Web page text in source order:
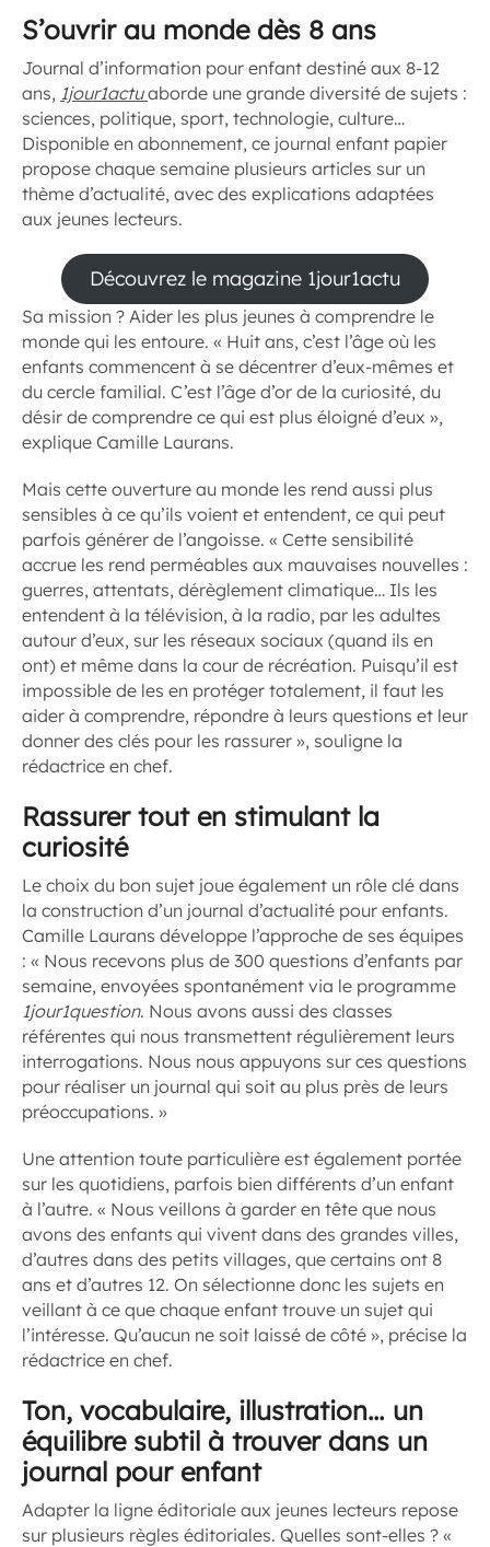
S’ouvrir au monde dès 8 ans
Journal d’information pour enfant destiné aux 8-12
ans, 1jour1actu aborde une grande diversité de sujets :
sciences, politique, sport, technologie, culture…
Disponible en abonnement, ce journal enfant papier
propose chaque semaine plusieurs articles sur un
thème d’actualité, avec des explications adaptées
aux jeunes lecteurs.
Découvrez le magazine 1jour1actu
Sa mission ? Aider les plus jeunes à comprendre le
monde qui les entoure. « Huit ans, c’est l’âge où les
enfants commencent à se décentrer d’eux-mêmes et
du cercle familial. C’est l’âge d’or de la curiosité, du
désir de comprendre ce qui est plus éloigné d’eux »,
explique Camille Laurans.
Mais cette ouverture au monde les rend aussi plus
sensibles à ce qu’ils voient et entendent, ce qui peut
parfois générer de l’angoisse. « Cette sensibilité
accrue les rend perméables aux mauvaises nouvelles :
guerres, attentats, dérèglement climatique… Ils les
entendent à la télévision, à la radio, par les adultes
autour d’eux, sur les réseaux sociaux (quand ils en
ont) et même dans la cour de récréation. Puisqu’il est
impossible de les en protéger totalement, il faut les
aider à comprendre, répondre à leurs questions et leur
donner des clés pour les rassurer », souligne la
rédactrice en chef.
Rassurer tout en stimulant la
curiosité
Le choix du bon sujet joue également un rôle clé dans
la construction d’un journal d’actualité pour enfants.
Camille Laurans développe l’approche de ses équipes
: « Nous recevons plus de 300 questions d’enfants par
semaine, envoyées spontanément via le programme
1jour1question. Nous avons aussi des classes
référentes qui nous transmettent régulièrement leurs
interrogations. Nous nous appuyons sur ces questions
pour réaliser un journal qui soit au plus près de leurs
préoccupations. »
Une attention toute particulière est également portée
sur les quotidiens, parfois bien différents d’un enfant
à l’autre. « Nous veillons à garder en tête que nous
avons des enfants qui vivent dans des grandes villes,
d’autres dans des petits villages, que certains ont 8
ans et d’autres 12. On sélectionne donc les sujets en
veillant à ce que chaque enfant trouve un sujet qui
l’intéresse. Qu’aucun ne soit laissé de côté », précise la
rédactrice en chef.
Ton, vocabulaire, illustration… un
équilibre subtil à trouverdans un
journal pour enfant
Adapter la ligne éditoriale aux jeunes lecteurs repose
sur plusieurs règles éditoriales. Quelles sont-elles ? «